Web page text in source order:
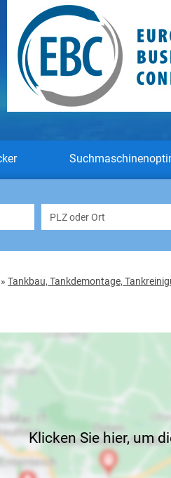
» Tankbau, Tankdemontage,
Klicken Sie hier, um